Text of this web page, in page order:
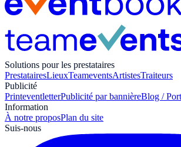
Solutions pour les prestataires
PrestatairesLieuxTeameventsArtistesTraiteurs
Publicité
PrinteventletterPublicité par bannièreBlog /
Information
À notre proposPlan du site
Suis-nous